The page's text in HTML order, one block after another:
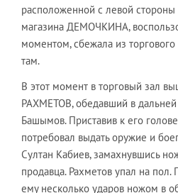
расположенной с левой
магазина ДЕМОЧКИНА,
моментом, сбежала из
там.
В этот момент в торговый зал
РАХМЕТОВ, обедавший в дальней
Башымов. Приставив к его
потребовал выдать оружие и
Султан Кабиев, замахнувшись
продавца. Рахметов упал на пол.
ему несколько ударов ножом в